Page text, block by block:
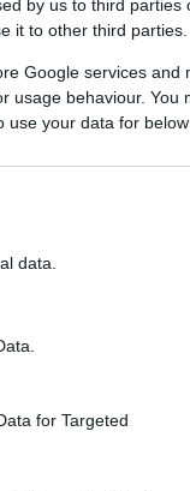
by us to third parties
it to other third parties.
Google services and
usage behaviour. You
your data for
data.
for Targeted